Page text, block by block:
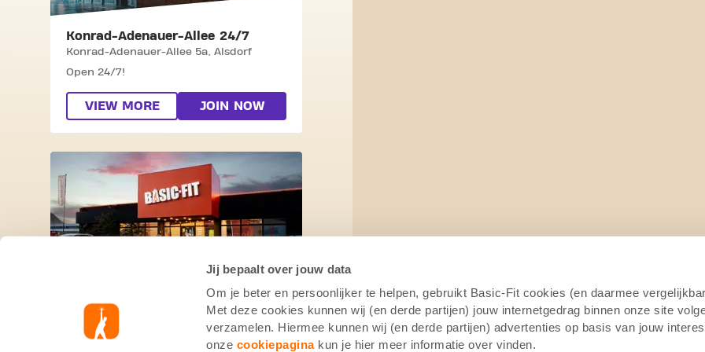
Jij bepaalt over jouw data
Om je beter en persoonlijker te helpen, gebruikt Basic-Fit cookies (en daarmee
Met deze cookies kunnen wij (en derde partijen) jouw internetgedrag binnen onze site
verzamelen. Hiermee kunnen wij (en derde partijen) advertenties op basis van jouw
onze cookiepaginakun je hier meer informatie over vinden.
Konrad-Adenauer-Allee 24/7
Konrad-Adenauer-Allee 5a, Alsdorf
Open 24/7!
VIEW MORE JOIN NOW
SKIP CLUB SCHWABENHEIMER WEG 24/7
Schwabenheimer Weg 24/7
Schwabenheimer Weg 103,Bad
Kreuznach